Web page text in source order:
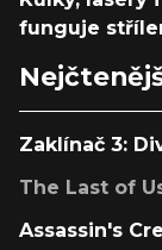
funguje
Zaklínač 3:
The Last of
Assassin's